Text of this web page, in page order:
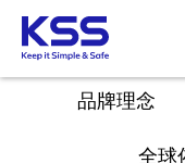
品牌理念
全球